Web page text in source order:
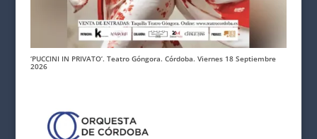
‘PUCCINI IN PRIVATO’. Teatro Góngora. Córdoba. Viernes 18 Septiembre
2026